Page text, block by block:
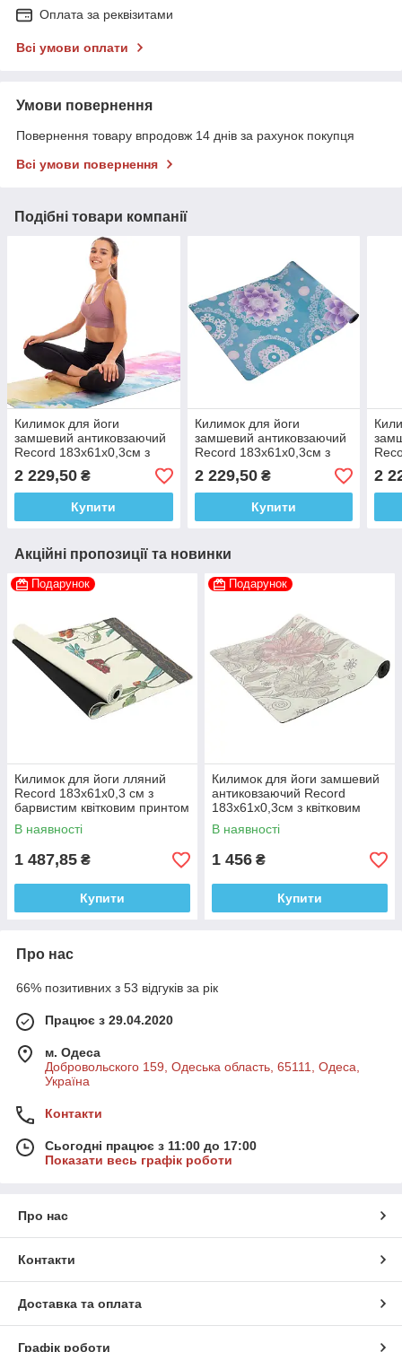
Оплата за реквізитами
Всі умови оплати
Умови повернення
Повернення товару впродовж 14 днів за рахунок покупця
Всі умови повернення
Подібні товари компанії
Килимок для йоги
замшевий антиковзаючий
Record 183x61x0,3см з
акварельним принтом
2 229,50 ₴
Купити
Килимок для йоги
замшевий антиковзаючий
Record 183x61x0,3см з
приємним квітковим
принтом
2 229,50₴
Купити
2
Акційні пропозиції та новинки
Подарунок
Килимок для йоги лляний
Record 183x61x0,3 см з
барвистим квітковим принтом
В наявності
1 487,85 ₴
Купити
Подарунок
Килимок для йоги замшевий
антиковзаючий Record
183x61x0,3см з квітковим
принтом
В наявності
1 456 ₴
Купити
Про нас
66% позитивних з 53 відгуків за рік
Працює з 29.04.2020
м. Одеса
Добровольского 159, Одеська область, 65111, Одеса,
Україна
Контакти
Сьогодні працює з 11:00 до 17:00
Показати весь графік роботи
Про нас
Контакти
Доставка та оплата
Графік роботи